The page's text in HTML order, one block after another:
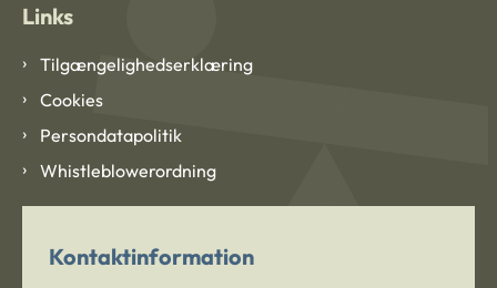
Links
Tilgængelighedserklæring
Cookies
Persondatapolitik
Whistleblowerordning
Kontaktinformation